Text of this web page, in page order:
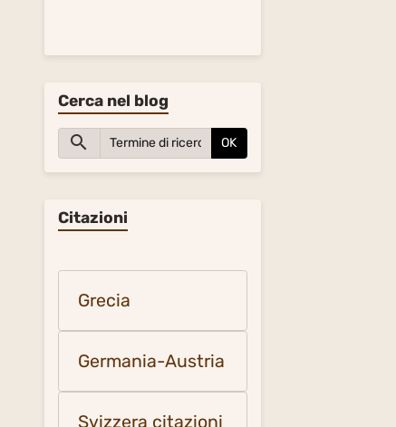
Cerca nel blog
OK
Citazioni
Grecia
Germania-Austria
Svizzera citazioni